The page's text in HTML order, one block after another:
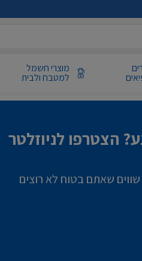
מוצרי חשמל
למטבח ולבית
הצטרפו לניוזלטר
שאתם בטוח לא רוצים